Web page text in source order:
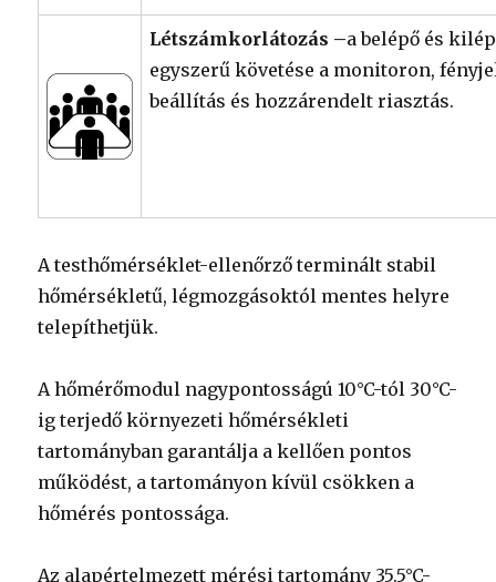
Létszámkorlátozás –a belépő és
egyszerű követése a monitoron,
beállítás és hozzárendelt riasztás.
A testhőmérséklet-ellenőrző terminált stabil
hőmérsékletű, légmozgásoktól mentes helyre
telepíthetjük.
A hőmérőmodul nagypontosságú 10°C-tól 30°C-
ig terjedő környezeti hőmérsékleti
tartományban garantálja a kellően pontos
működést, a tartományon kívül csökken a
hőmérés pontossága.
Az alapértelmezett mérési tartomány 35.5°C-